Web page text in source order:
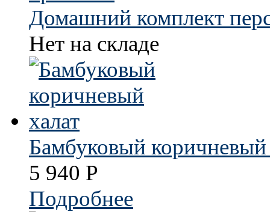
Домашний комплект
Нет на складе
Бамбуковый коричневый
5 940 Р
Подробнее